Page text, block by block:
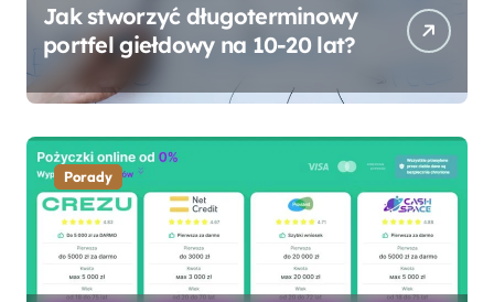
Jak stworzyć długoterminowy
portfel giełdowy na 10-20 lat?
Porady